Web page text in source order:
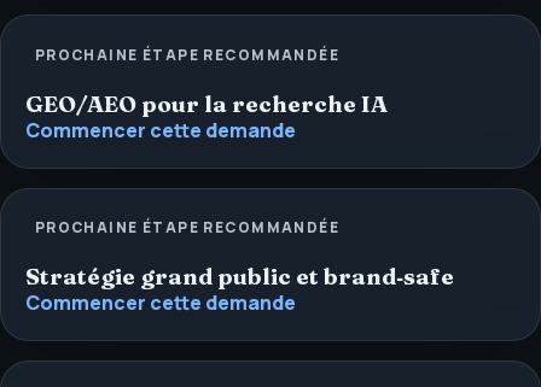
PROCHAINE ÉTAPE RECOMMANDÉE
GEO/AEO pour la recherche IA
Commencer cette demande
PROCHAINE ÉTAPE RECOMMANDÉE
Stratégie grand public et brand‑safe
Commencer cette demande